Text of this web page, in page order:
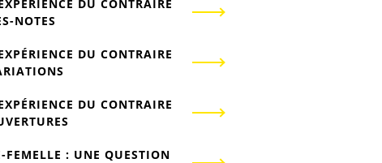
DU CONTRAIRE
NOTES
DU CONTRAIRE
DU CONTRAIRE
FEMELLE : UNE QUESTION